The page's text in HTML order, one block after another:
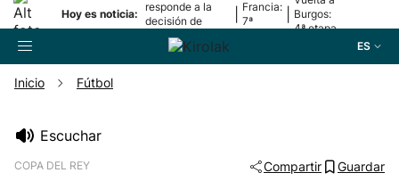
Hoy es noticia:
responde a la
decisión de
Oriamendi
Francia:
7ª
Burgos:
4ª etapa
ES
Inicio Fútbol
Escuchar
COPA DEL REY Compartir Guardar